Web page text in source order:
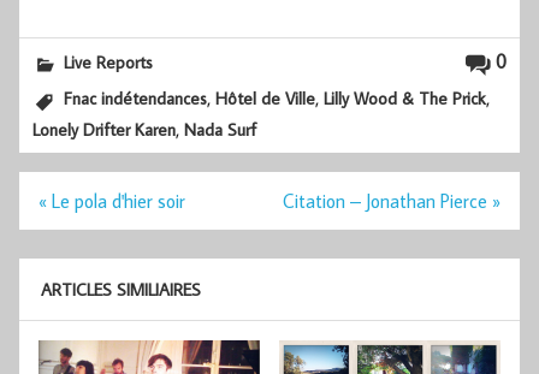
0
Live Reports
Fnac indétendances,Hôtel de Ville,Lilly Wood & The Prick,
Lonely Drifter Karen,Nada Surf
Navigation
l’article
« Le pola d'hier soir Citation – Jonathan Pierce »
ARTICLES SIMILIAIRES